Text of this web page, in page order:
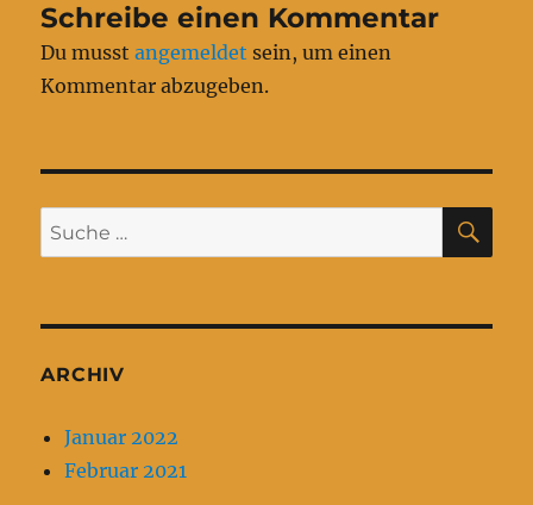
Schreibe einen Kommentar
Du musstangemeldet sein, um einen
Kommentar abzugeben.
Suche
nach:
ARCHIV
Januar 2022
Februar 2021